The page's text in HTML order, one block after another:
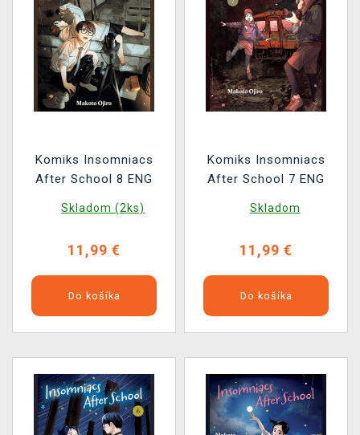
Komiks Insomniacs
After School 8 ENG
Skladom (2ks)
11,99 €
Do košíka
Komiks Insomniacs
After School 7 ENG
Skladom
11,99 €
Do košíka